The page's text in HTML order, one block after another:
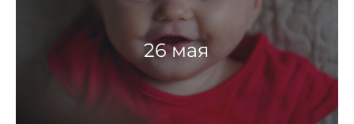
26 мая